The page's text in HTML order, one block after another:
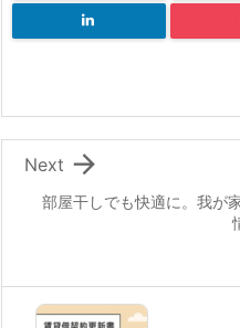
部屋干しでも快適に。我が

Next